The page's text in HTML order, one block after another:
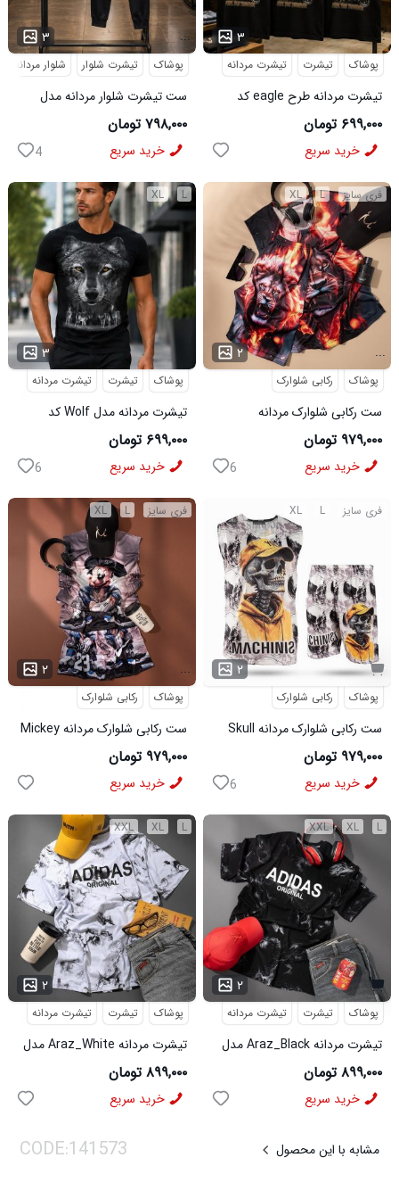
۳ ...
پوشاک تیشرت شلوار شلوار مردانه
ست تیشرت شلوار مردانه مدل
Adidas کد 6569
۷۹۸,۰۰۰ تومان
خرید سریع 4
۳ ...
پوشاک تیشرت تیشرت مردانه
تیشرت مردانه طرح eagle کد
6545
۶۹۹,۰۰۰ تومان
خرید سریع
L
XL
۳
پوشاک تیشرت تیشرت مردانه
تیشرت مردانه مدل Wolf کد
5631
۶۹۹,۰۰۰ تومان
خرید سریع 6
فری سایز L
XL
۲ ...
پوشاک رکابی شلوارک
ست رکابی شلوارک مردانه
Lion_Black مدل 3997
۹۷۹,۰۰۰ تومان
خرید سریع 6
فری سایز L
XL
۲ ...
پوشاک رکابی شلوارک
ست رکابی شلوارک مردانه Mickey
مدل 3996
۹۷۹,۰۰۰ تومان
خرید سریع
فری سایز L
XL
۲
پوشاک رکابی شلوارک
ست رکابی شلوارک مردانه Skull
مدل 3995
۹۷۹,۰۰۰ تومان
خرید سریع 6
L
XL
XXL
۲ ...
پوشاک تیشرت تیشرت مردانه
تیشرت مردانه Araz_White مدل
3992
۸۹۹,۰۰۰ تومان
خرید سریع
L
XL
XXL
۲
پوشاک تیشرت تیشرت مردانه
تیشرت مردانه Araz_Black مدل
3991
۸۹۹,۰۰۰ تومان
خرید سریع
مشابه با این محصول